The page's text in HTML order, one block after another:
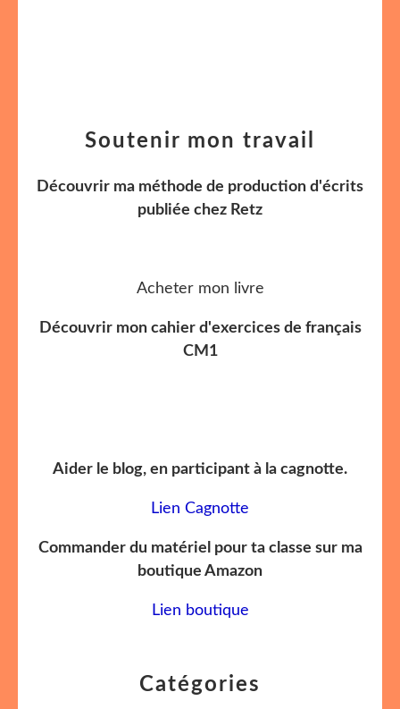
Catégories
Soutenir mon travail
Découvrir ma méthode de production d'écrits
publiée chez Retz
Acheter mon livre
Découvrir mon cahier d'exercices de français
CM1
Aider le blog, en participant à la cagnotte.
Lien Cagnotte
Commander du matériel pour ta classe sur ma
boutique Amazon
Lien boutique